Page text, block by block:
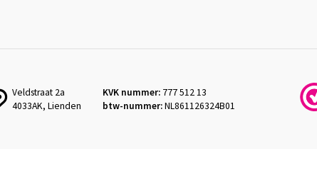
Veldstraat 2a
4033AK, Lienden
KVK nummer: 777 512 13
btw-nummer:NL861126324B01